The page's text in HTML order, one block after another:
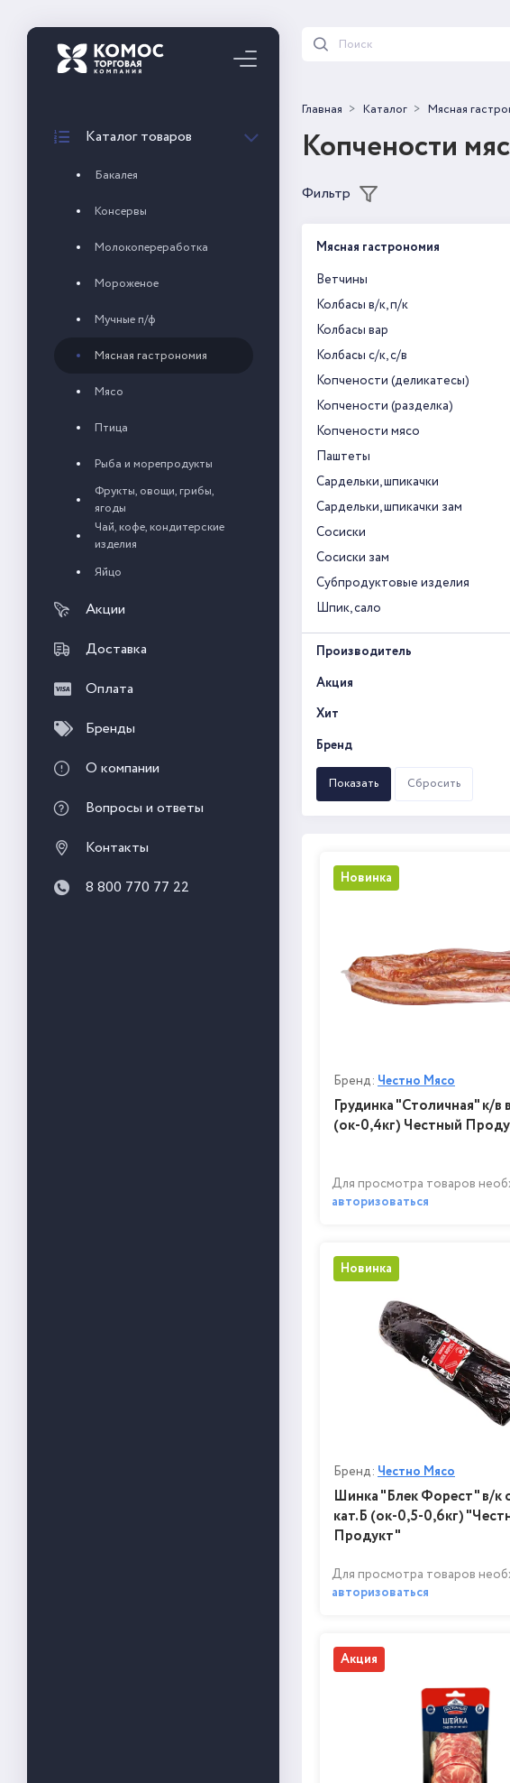
Каталог товаров
Бакалея
Консервы
Молокопереработка
Мороженое
Мучные п/ф
Мясная гастрономия
Мясо
Птица
Рыба и морепродукты
Фрукты, овощи, грибы,
ягоды
Чай, кофе, кондитерские
изделия
Яйцо
Акции
Доставка
Оплата
Бренды
О компании
Вопросы и ответы
Контакты
8 800 770 77 22
Главная Каталог Мясная
Копчености
Новинка
Бренд: Честно Мясо
Грудинка "Столичная" к/в
(ок-0,4кг) Честный
Для просмотра товаров
авторизоваться
Новинка
Бренд: Честно Мясо
Шинка "Блек Форест" в/к
кат.Б (ок-0,5-0,6кг)
Продукт"
Для просмотра товаров
авторизоваться
Акция
Фильтр
Мясная гастрономия
Ветчины
Колбасы в/к, п/к
Колбасы вар
Колбасы с/к, с/в
Копчености (деликатесы)
Копчености (разделка)
Копчености мясо
Паштеты
Сардельки, шпикачки
Сардельки, шпикачки зам
Сосиски
Сосиски зам
Субпродуктовые изделия
Шпик, сало
Производитель
Акция
Хит
Бренд